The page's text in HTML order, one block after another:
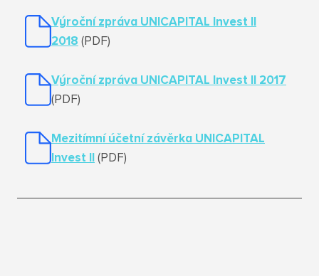
Výroční zpráva UNICAPITAL Invest II
2018 (PDF)
Výroční zpráva UNICAPITAL Invest II 2017
(PDF)
Mezitímní účetní závěrka UNICAPITAL
Invest II
(PDF)